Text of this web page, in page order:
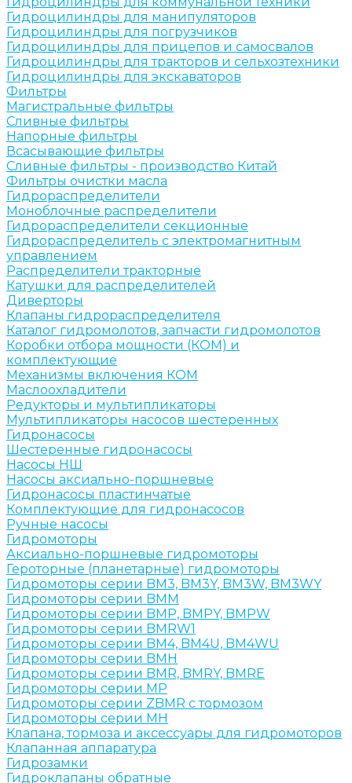
Гидроцилиндры для манипуляторов
Гидроцилиндры для погрузчиков
Гидроцилиндры для прицепов и самосвалов
Гидроцилиндры для тракторов и сельхозтехники
Гидроцилиндры для экскаваторов
Фильтры
Магистральные фильтры
Сливные фильтры
Напорные фильтры
Всасывающие фильтры
Сливные фильтры - производство Китай
Фильтры очистки масла
Гидрораспределители
Моноблочные распределители
Гидрораспределители секционные
Гидрораспределитель с электромагнитным
управлением
Распределители тракторные
Катушки для распределителей
Диверторы
Клапаны гидрораспределителя
Каталог гидромолотов, запчасти гидромолотов
Коробки отбора мощности (КОМ) и
комплектующие
Механизмы включения КОМ
Маслоохладители
Редукторы и мультипликаторы
Мультипликаторы насосов шестеренных
Гидронасосы
Шестеренные гидронасосы
Насосы НШ
Насосы аксиально-поршневые
Гидронасосы пластинчатые
Комплектующие для гидронасосов
Ручные насосы
Гидромоторы
Аксиально-поршневые гидромоторы
Героторные (планетарные) гидромоторы
Гидромоторы серии BM3, BM3Y, BM3W, BM3WY
Гидромоторы серии BMM
Гидромоторы серии BMP, BMPY, BMPW
Гидромоторы серии BMRW1
Гидромоторы серии BМ4, BM4U, BМ4WU
Гидромоторы серии BМH
Гидромоторы серии BМR, BMRY, BМRE
Гидромоторы серии MP
Гидромоторы серии ZBMR с тормозом
Гидромоторы серии МH
Клапана, тормоза и аксессуары для гидромоторов
Клапанная аппаратура
Гидрозамки
Гидроклапаны обратные